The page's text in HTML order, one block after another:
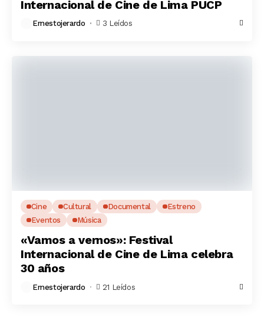
Internacional de Cine de Lima PUCP
Ernestojerardo 3 Leídos
Cine Cultural Documental
Estreno
Eventos
Música
«Vamos a vernos»: Festival
Internacional de Cine de Lima celebra
30 años
Ernestojerardo 21 Leídos